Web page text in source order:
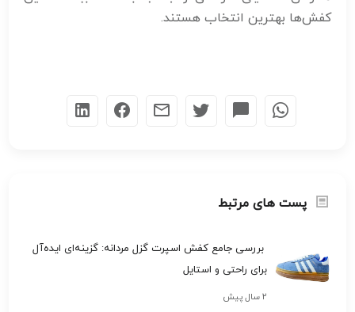
کفش‌ها بهترین انتخاب هستند.
پست های مرتبط
بررسی جامع کفش اسپرت گزل مردانه: گزینه‌ای ایده‌آل
برای راحتی و استایل
۲ سال پیش